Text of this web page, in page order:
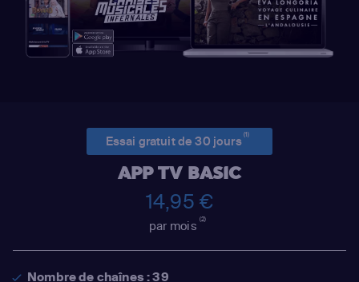
Essai gratuit de 30 jours(1)
APP TV BASIC
14,95 €
par mois(2)
Nombre de chaînes : 39